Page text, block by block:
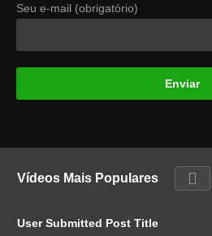
Seu e-mail (obrigatório)
Vídeos Mais Populares
User Submitted Post Title